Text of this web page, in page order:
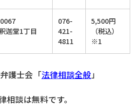
迦堂1丁目
076-
421-
4811
5,500円
（税込）
※1
護士会「法律相談全般」
談は無料です。